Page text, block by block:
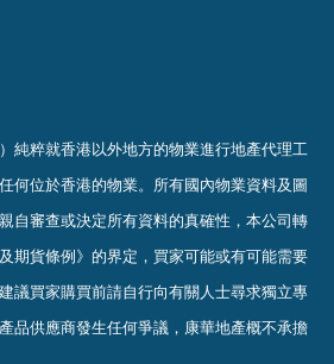
純粹就香港以外地方的物業進行地產代理工
何位於香港的物業。 所有國內物業資料及圖
自審查或決定所有資料的真確性 ， 本公司轉
期貨條例》的界定，買家可能或有可能需要
議買家購買前請自行向有關人士尋求獨立專
品供應商發生任何爭議，康華地產概不承擔